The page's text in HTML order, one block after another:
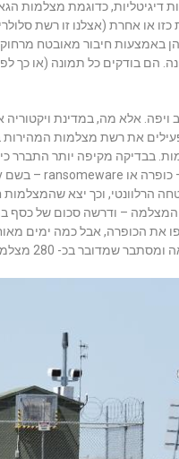
או אחרת (אצלנו זו רשת
באמצעות חיבור מאובטח
הם בודקים כל תמונה (או כך
ויפה. אלא מה, במדינת
את רשת מצלמות המהירות
בבדיקה מקיפה יותר התברר
הרלוונטי, וכך יצא
280 מצלמות (ועוד כ- 40 שעלולות גם הן להיפגע).